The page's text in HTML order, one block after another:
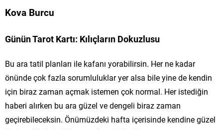
Kova Burcu
Günün Tarot Kartı: Kılıçların Dokuzlusu
Bu ara tatil planları ile kafanı yorabilirsin. Her ne kadar
önünde çok fazla sorumluluklar yer alsa bile yine de kendin
için biraz zaman açmak istemen çok normal. Her istediğin
haberi alırken bu ara güzel ve dengeli biraz zaman
geçirebileceksin. Önümüzdeki hafta içerisinde kendine güzel